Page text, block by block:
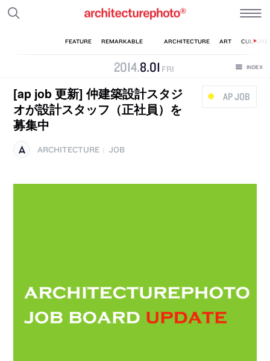
2014.8.01 FRI
AP JOB
[ap job 更新] 仲建築設計スタジ
オが設計スタッフ（正社員）を
募集中
ARCHITECTURE JOB